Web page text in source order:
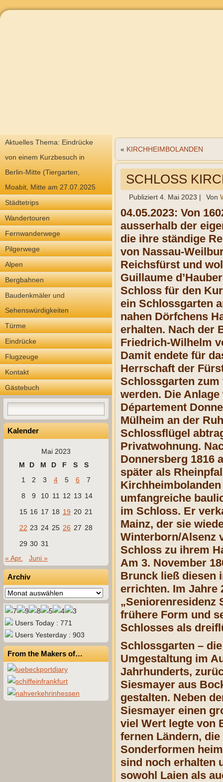
Aktuelles Thema: Eindrücke
von einem Kurzbesuch in
Berlin-Mitte (Tiergarten,
Moabit, Mitte am 27.07.2025
Städtetrips
Wandertouren
Fernwanderwege
Pilgerwege
Alpen
Bergbahnen
Baudenkmäler und
Sehenswürdigkeiten
Türme
Eindrücke
Flugzeuge
Kontakt
Gästebuch
Kalender
Mai 2023
M
D M D F S
S
1
2 3 4 5 6
7
8
9 10 11 12 13 14
15 16 17 18 19 20 21
22 23 24 25 26 27 28
29 30 31
« Apr.
Juni »
Archiv
Archiv
Users Today : 771
Users Yesterday : 903
From the Makers of…
« KIRCHHEIMBOLANDEN
SCHLOSS
Publiziert 4. Mai 2023 | Von
04.05.2023: Von
ausserhalb der
die ihre ständige
von Nassau-
Reichsfürst und
Guillaume
Schloss für den
ein Schlossgarten
nahen Dörfchens
erhalten. Nach der
Friedrich-Wilhelm
Damit endete für
Herrschaft der
Schlossgarten
werden. Die
Département
Mülheim an der
Schlossflügel
Privatwohnung.
Donnersberg 1816
später als
umfangreiche
im Schloss. Er
Mainz, der sie
Winterborn/Alsenz
Schloss zu ihrem
Am 3. November
Brunck ließ diesen
errichten. Im Jahre
„Seniorenresidenz
frühere Form und
Schlosses als
Schlossgarten –
Umgestaltung im
Jahrhunderts,
Siesmayer aus
gestalten. Neben
Siesmayer einen
viel Wert legte von
fernen Ländern,
Sonderformen
sind noch erhalten
sowohl Laien als